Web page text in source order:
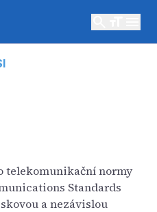
telekomunikační normy
Standards
a nezávislou